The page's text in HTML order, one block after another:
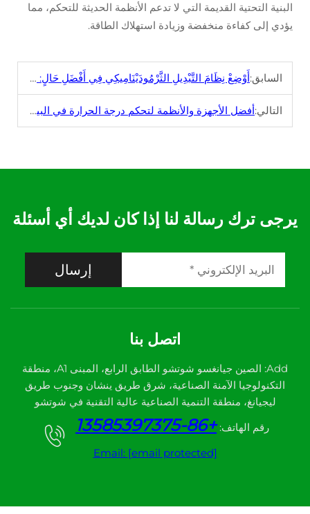
البنية التحتية القديمة التي لا تدعم الأنظمة الحديثة للتحكم، مما
يؤدي إلى كفاءة منخفضة وزيادة استهلاك الطاقة.
السابق:أَوْضِعْ نِظَامَ التَّبْدِيلِ الثَّرْمُودَيْنَامِيكِي فِي أَفْضَلِ حَالٍ: فَهْمُ مُؤَثِّرِ الْحَرَارَة
التالي:أفضل الأجهزة والأنظمة لتحكم درجة الحرارة في البيوت الزجاجية التجارية
يرجى ترك رسالة لنا إذا كان لديك أي أسئلة
إرسال
اتصل بنا
Add: الصين جيانغسو شوتشو الطابق الرابع، المبنى A1، منطقة
التكنولوجيا الآمنة الصناعية، شرق طريق ينشان وجنوب طريق
ليجيانغ، منطقة التنمية الصناعية عالية التقنية في شوتشو
رقم الهاتف: +86-13585397375
Email: [email protected]